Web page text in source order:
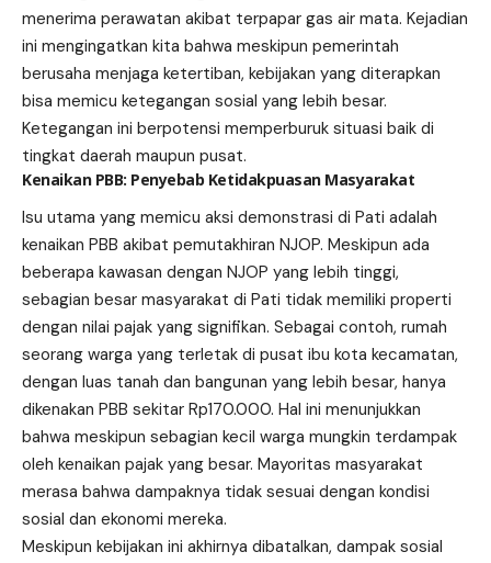
menerima perawatan akibat terpapar gas air mata. Kejadian
ini mengingatkan kita bahwa meskipun pemerintah
berusaha menjaga ketertiban, kebijakan yang diterapkan
bisa memicu ketegangan sosial yang lebih besar.
Ketegangan ini berpotensi memperburuk situasi baik di
tingkat daerah maupun pusat.
Kenaikan PBB: Penyebab Ketidakpuasan Masyarakat
Isu utama yang memicu aksi demonstrasi di Pati adalah
kenaikan PBB akibat pemutakhiran NJOP. Meskipun ada
beberapa kawasan dengan NJOP yang lebih tinggi,
sebagian besar masyarakat di Pati tidak memiliki properti
dengan nilai pajak yang signifikan. Sebagai contoh, rumah
seorang warga yang terletak di pusat ibu kota kecamatan,
dengan luas tanah dan bangunan yang lebih besar, hanya
dikenakan PBB sekitar Rp170.000. Hal ini menunjukkan
bahwa meskipun sebagian kecil warga mungkin terdampak
oleh kenaikan pajak yang besar. Mayoritas masyarakat
merasa bahwa dampaknya tidak sesuai dengan kondisi
sosial dan ekonomi mereka.
Meskipun kebijakan ini akhirnya dibatalkan, dampak sosial